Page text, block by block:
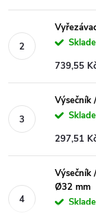
739,55
Výsečník
297,51
Výsečník
Ø32 mm